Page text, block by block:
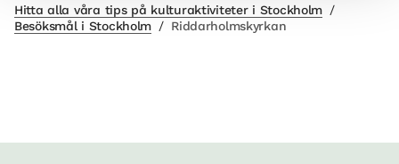
Hitta alla våra tips på kulturaktiviteter i Stockholm /
Besöksmål i Stockholm / Riddarholmskyrkan